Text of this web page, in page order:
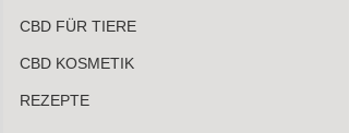
CBD FÜR TIERE
CBD KOSMETIK
REZEPTE